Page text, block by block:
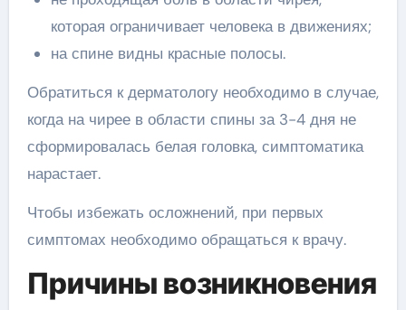
которая ограничивает человека в движениях;
на спине видны красные полосы.
Обратиться к дерматологу необходимо в случае,
когда на чирее в области спины за 3-4 дня не
сформировалась белая головка, симптоматика
нарастает.
Чтобы избежать осложнений, при первых
симптомах необходимо обращаться к врачу.
Причины возникновения